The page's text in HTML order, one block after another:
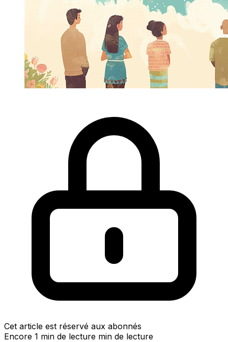
Cet article est réservé aux abonnés
Encore 1 min de lecture min de lecture